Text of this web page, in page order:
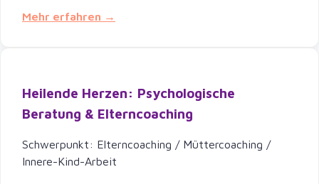
Mehr erfahren →
Heilende Herzen: Psychologische
Beratung & Elterncoaching
Schwerpunkt: Elterncoaching / Müttercoaching /
Innere-Kind-Arbeit